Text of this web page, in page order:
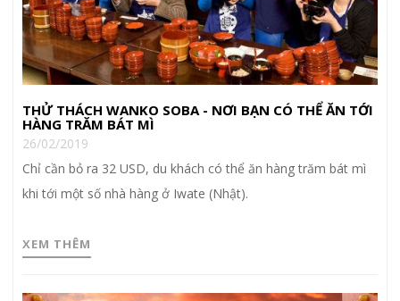
THỬ THÁCH WANKO SOBA - NƠI BẠN CÓ THỂ ĂN TỚI
HÀNG TRĂM BÁT MÌ
26/02/2019
Chỉ cần bỏ ra 32 USD, du khách có thể ăn hàng trăm bát mì
khi tới một số nhà hàng ở Iwate (Nhật).
XEM THÊM